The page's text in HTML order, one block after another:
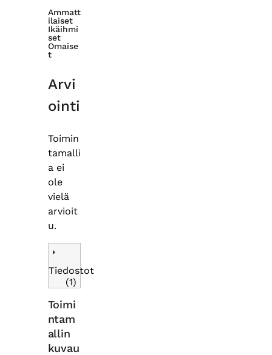
Ammatt
ilaiset
Ikäihmi
set
Omaise
t
Arvi
ointi
Toimin
tamalli
a ei
ole
vielä
arvioit
u.
Tiedostot
(1)
Toimi
ntam
allin
kuvau